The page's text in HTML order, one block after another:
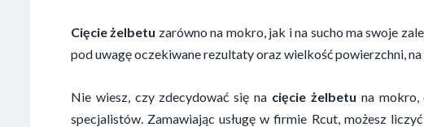
Cięcie żelbetu zarówno na mokro, jak i na sucho ma swoje
pod uwagę oczekiwane rezultaty oraz wielkość powierzchni,
Nie wiesz, czy zdecydować się na cięcie żelbetu na mokro,
specjalistów. Zamawiając usługę w firmie Rcut, możesz